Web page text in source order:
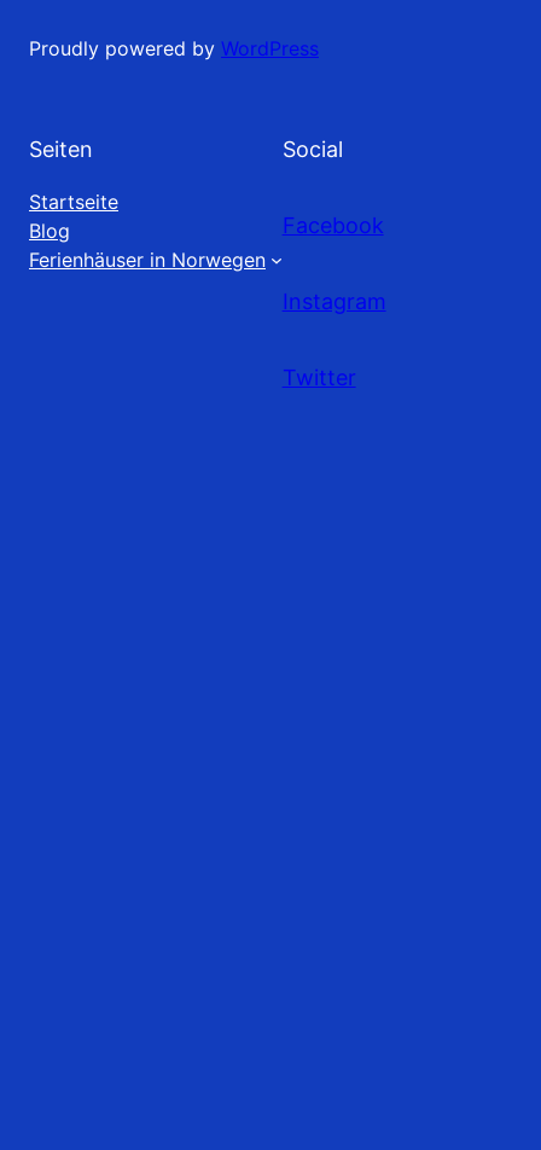
Proudly powered by WordPress
Seiten
Startseite
Blog
Ferienhäuser in Norwegen
Social
Facebook
Instagram
Twitter